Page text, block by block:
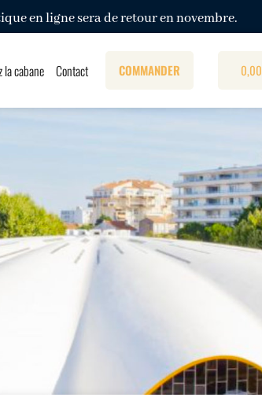
en ligne sera de retour en novembre.
la cabane Contact COMMANDER 0,00